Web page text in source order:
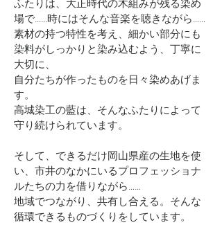
ふたりは、大正時代の木組みが残る染め
場で……時にはそんな音楽を聴きながら……
素材の持つ特性を考え、細かい部分にも
染料がしっかりと染み込むよう、丁寧に
大切に、
自分たちが作ったものを日々染めあげま
す。
高城染工の藍は、そんなふたりによって
守り続けられています。
そして、できるだけ岡山県産の生地を使
い、市井のなかにいるプロフェッショナ
ルたちの力を借りながら……
地域でつながり、共有し合える。そんな
循環できるものづくりをしています。